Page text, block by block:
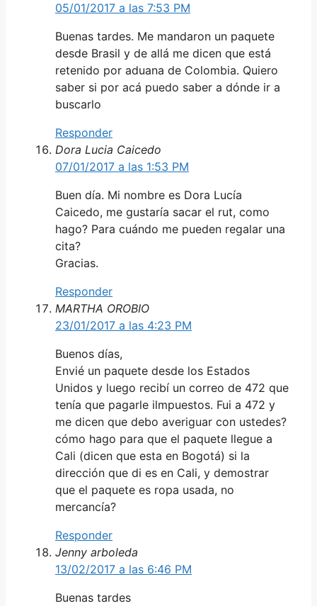
05/01/2017 a las 7:53 PM
Buenas tardes. Me mandaron un paquete
desde Brasil y de allá me dicen que está
retenido por aduana de Colombia. Quiero
saber si por acá puedo saber a dónde ir a
buscarlo
Responder
Dora Lucia Caicedo
07/01/2017 a las 1:53 PM
Buen día. Mi nombre es Dora Lucía
Caicedo, me gustaría sacar el rut, como
hago? Para cuándo me pueden regalar una
cita?
Gracias.
Responder
MARTHA OROBIO
23/01/2017 a las 4:23 PM
Buenos días,
Envié un paquete desde los Estados
Unidos y luego recibí un correo de 472 que
tenía que pagarle ilmpuestos. Fui a 472 y
me dicen que debo averiguar con ustedes?
cómo hago para que el paquete llegue a
Cali (dicen que esta en Bogotá) si la
dirección que di es en Cali, y demostrar
que el paquete es ropa usada, no
mercancía?
Responder
Jenny arboleda
13/02/2017 a las 6:46 PM
Buenas tardes